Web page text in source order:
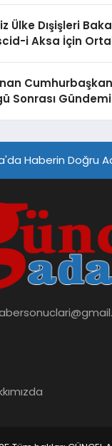
Ülke Dışişleri
i Aksa İçin
Sonrası Gündemi
Haberin Doğru